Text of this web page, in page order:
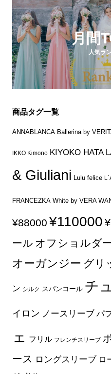
月間
人気ラ
商品タグ一覧
ANNABLANCA Ballerina by
IKKO Kimono KIYOKO HATA
& Giuliani Lulu felice
FRANCEZKA White by VERA
¥88000 ¥110000
ール オフショルダ
オーガンジー グリ
ン シルク スパンコール チ
イロン ノースリーブ パ
ェ フリル フレンチスリーブ
ース ロングスリーブ ロ